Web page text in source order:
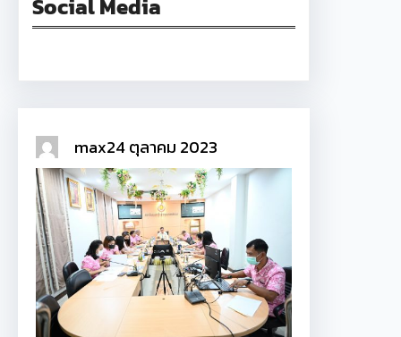
Social Media
max24 ตุลาคม 2023